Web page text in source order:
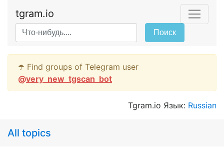
tgram.io
Поиск
☂️ Find groups of Telegram user
@very_new_tgscan_bot
Tgram.io Язык: Russian
All topics